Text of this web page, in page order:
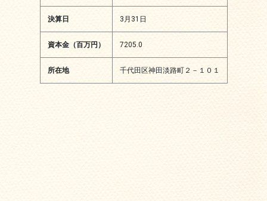
決算日 3月31日
資本金（百万円） 7205.0
所在地 千代田区神田淡路町２－１０１